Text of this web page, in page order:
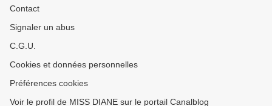
Contact
Signaler un abus
C.G.U.
Cookies et données personnelles
Préférences cookies
Voir le profil de MISS DIANE sur le portail Canalblog